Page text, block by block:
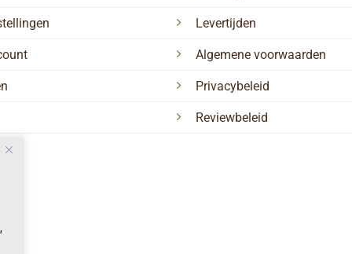
Levertijden
Algemene voorwaarden
Privacybeleid
Reviewbeleid